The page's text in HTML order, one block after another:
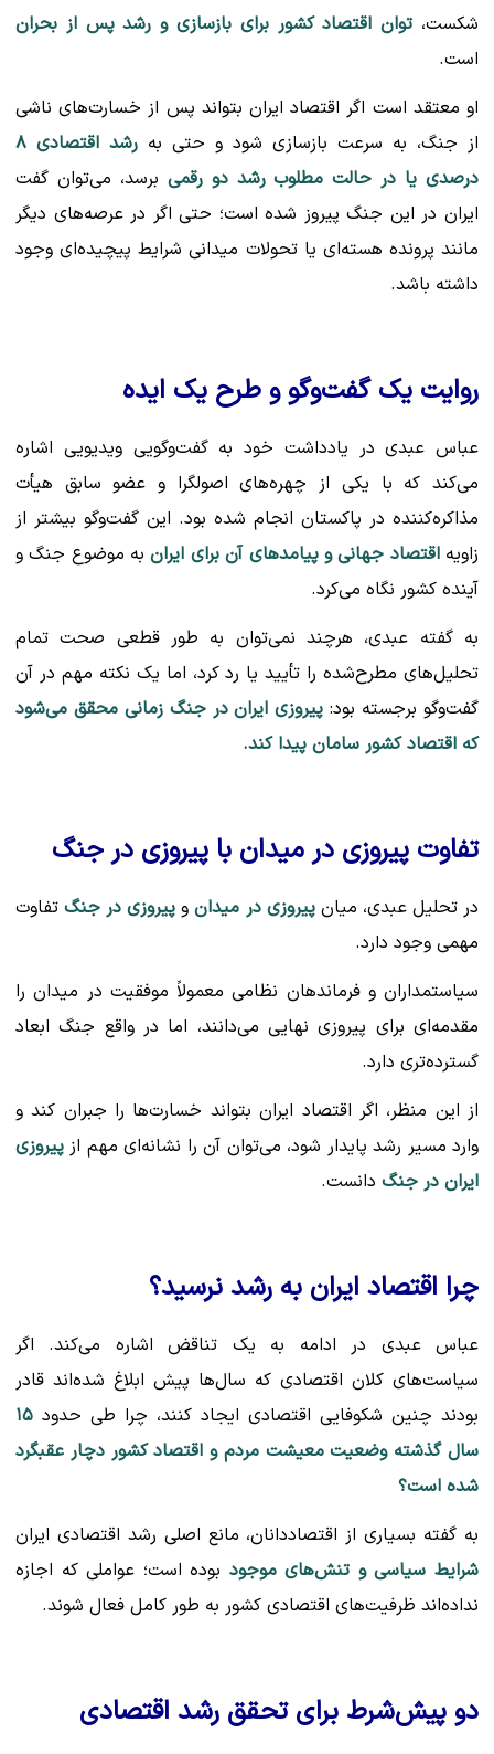
شکست،توان اقتصاد کشور برای بازسازی و رشد پس از بحران
است.
او معتقد است اگر اقتصاد ایران بتواند پس از خسارت‌های ناشی
از جنگ، به سرعت بازسازی شود و حتی به
رشد اقتصادی ۸
درصدی یا در حالت مطلوب رشد دو رقمی برسد، می‌توان گفت
ایران در این جنگ پیروز شده است؛ حتی اگر در عرصه‌های دیگر
مانند پرونده هسته‌ای یا تحولات میدانی شرایط پیچیده‌ای وجود
داشته باشد.
روایت یک گفت‌وگو و طرح یک ایده
عباس عبدی در یادداشت خود به گفت‌وگویی ویدیویی اشاره
می‌کند که با یکی از چهره‌های اصولگرا و عضو سابق هیأت
مذاکره‌کننده در پاکستان انجام شده بود. این گفت‌وگو بیشتر از
زاویهاقتصاد جهانی و پیامدهای آن برای ایرانبه موضوع جنگ و
آینده کشور نگاه می‌کرد.
به گفته عبدی، هرچند نمی‌توان به طور قطعی صحت تمام
تحلیل‌های مطرح‌شده را تأیید یا رد کرد، اما یک نکته مهم در آن
گفت‌وگو برجسته بود: پیروزی ایران در جنگ زمانی محقق می‌شود
که اقتصاد کشور سامان پیدا کند.
تفاوت پیروزی در میدان با پیروزی در جنگ
در تحلیل عبدی، میانپیروزی در میدانو پیروزی در جنگتفاوت
مهمی وجود دارد.
سیاستمداران و فرماندهان نظامی معمولاً موفقیت در میدان را
مقدمه‌ای برای پیروزی نهایی می‌دانند، اما در واقع جنگ ابعاد
گسترده‌تری دارد.
از این منظر، اگر اقتصاد ایران بتواند خسارت‌ها را جبران کند و
وارد مسیر رشد پایدار شود، می‌توان آن را نشانه‌ای مهم از پیروزی
ایران در جنگ دانست.
چرا اقتصاد ایران به رشد نرسید؟
عباس عبدی در ادامه به یک تناقض اشاره می‌کند. اگر
سیاست‌های کلان اقتصادی که سال‌ها پیش ابلاغ شده‌اند قادر
بودند چنین شکوفایی اقتصادی ایجاد کنند، چرا طی حدود ۱۵
سال گذشته وضعیت معیشت مردم و اقتصاد کشور دچار عقبگرد
شده است؟
به گفته بسیاری از اقتصاددانان، مانع اصلی رشد اقتصادی ایران
شرایط سیاسی و تنش‌های موجود بوده است؛ عواملی که اجازه
نداده‌اند ظرفیت‌های اقتصادی کشور به طور کامل فعال شوند.
دو پیش‌شرط برای تحقق رشد اقتصادی